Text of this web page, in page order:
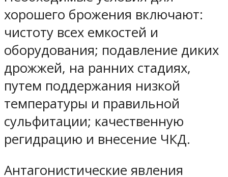
хорошего брожения включают:
чистоту всех емкостей и
оборудования; подавление диких
дрожжей, на ранних стадиях,
путем поддержания низкой
температуры и правильной
сульфитации; качественную
регидрацию и внесение ЧКД.
Антагонистические явления